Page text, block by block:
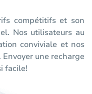
compétitifs et son
Nos utilisateurs au
conviviale et nos
une recharge
facile!